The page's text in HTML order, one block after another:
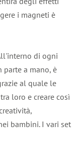
i magneti è
di ogni
parte a mano, è
al quale le
loro e creare così
bambini. I vari set